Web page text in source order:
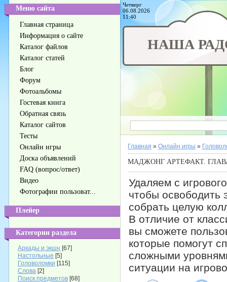
Меню сайта
Главная страница
Информация о сайте
Каталог файлов
Каталог статей
Блог
Форум
Фотоальбомы
Гостевая книга
Обратная связь
Каталог сайтов
Тесты
Онлайн игры
Доска объявлений
FAQ (вопрос/ответ)
Видео
Фотографии пользоват...
Плейер
Категории раздела
Аркады и экшн [67]
Настольные [5]
Головоломки [115]
Слова [2]
Поиск предметов [68]
Четверг
06.08.2026
11:40
НАША
Главная » Онлайн игры »
МАДЖОНГ АРТЕФАКТ.
Удаляем с
чтобы освободить
собрать целую
В отличие от
вы сможете
которые помогут
сложными
ситуации на